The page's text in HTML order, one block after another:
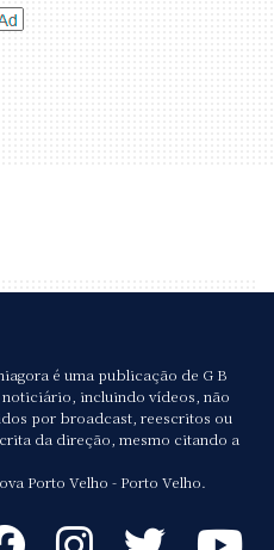
é uma publicação de G B
noticiário, incluindo vídeos, não
por broadcast, reescritos ou
da direção, mesmo citando a
Porto Velho - Porto Velho.